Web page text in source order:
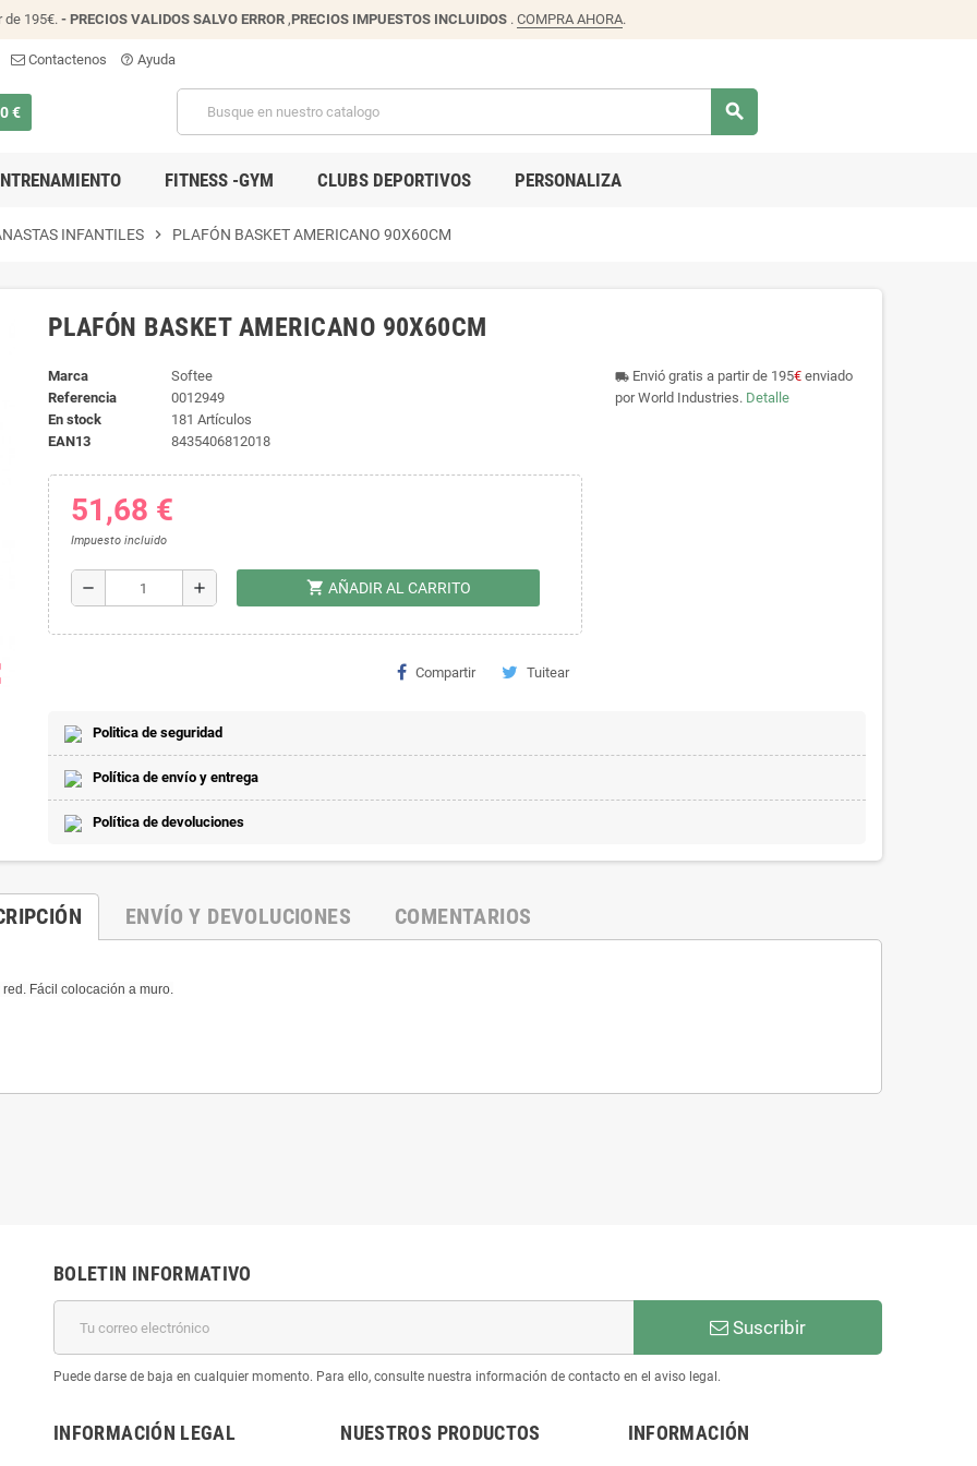
de 195€. - PRECIOS VALIDOS SALVO ERROR ,PRECIOS IMPUESTOS INCLUIDOS . COMPRA AHORA.
Contactenos help_outline Ayuda
€ search
FITNESS -GYM CLUBS DEPORTIVOS PERSONALIZA
INFANTILES chevron_right PLAFÓN BASKET AMERICANO 90X60CM
PLAFÓN BASKET AMERICANO 90X60CM
Marca
Softee
Referencia
0012949
En stock
181 Artículos
EAN13
8435406812018
51,68 €
Impuesto incluido
remove add shopping_cart AÑADIR AL CARRITO
Compartir Tuitear
local_shippingEnvió gratis a partir de 195€enviado
por World Industries. Detalle
Politica de seguridad
Política de envío y entrega
Política de devoluciones
ENVÍO Y DEVOLUCIONES COMENTARIOS
Fácil colocación a muro.
BOLETIN INFORMATIVO
Suscribir
Puede darse de baja en cualquier momento. Para ello, consulte nuestra información de contacto en el aviso legal.
INFORMACIÓN LEGAL NUESTROS PRODUCTOS INFORMACIÓN